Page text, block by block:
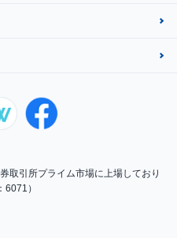
取引所プライム市場に上場しており
6071）